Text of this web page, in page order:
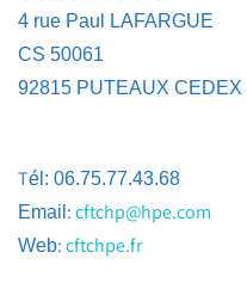
4 rue Paul LAFARGUE
CS 50061
92815 PUTEAUX CEDEX
Tél: 06.75.77.43.68
Email :cftchp@hpe.com
Web:cftchpe.fr